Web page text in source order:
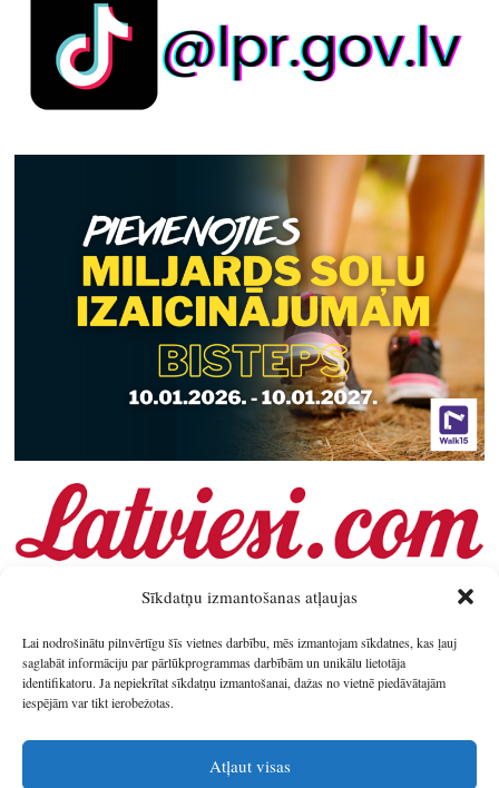
Sīkdatņu izmantošanas atļaujas
Lai nodrošinātu pilnvērtīgu šīs vietnes darbību, mēs izmantojam sīkdatnes, kas ļauj
saglabāt informāciju par pārlūkprogrammas darbībām un unikālu lietotāja
identifikatoru. Ja nepiekrītat sīkdatņu izmantošanai, dažas no vietnē piedāvātajām
iespējām var tikt ierobežotas.
Atļaut visas